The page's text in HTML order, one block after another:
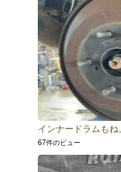
インナードラムもね。
67件のビュー